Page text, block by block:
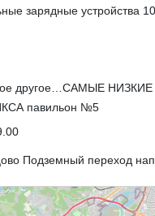
зарядные устройства
другое…САМЫЕ
павильон №5
Подземный переход